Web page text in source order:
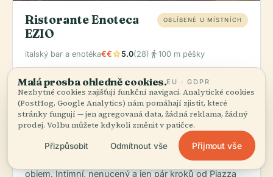
Ristorante Enoteca
EZIO
OBLÍBENÉ U MÍSTNÍCH
italský bar a enotéka€€star5.0(28) directions_walk 100 m pěšky
těstoviny, které mají napsané na tabuli — taková
místa žijí nebo umírají podle toho, jak brilantně
zvládnou jednu věc, a Ezio ji zvládá skvěle.
Perfektní pětihvězdičkové hodnocení od úzké
skupiny vracejících se hostů napovídá, že jde o
podnik ze sousedství, kde je kvalita důležitější než
objem. Intimní, nenucený a jen pár kroků od Piazza
Malá prosba ohledně cookies.EU · GDPR
Nezbytné cookies zajišťují funkční navigaci. Analytické cookies
(PostHog, Google Analytics) nám pomáhají zjistit, které
stránky fungují — jen agregovaná data, žádná reklama, žádný
prodej. Volbu můžete kdykoli změnit v patičce.
Přizpůsobit Odmítnout vše Přijmout vše